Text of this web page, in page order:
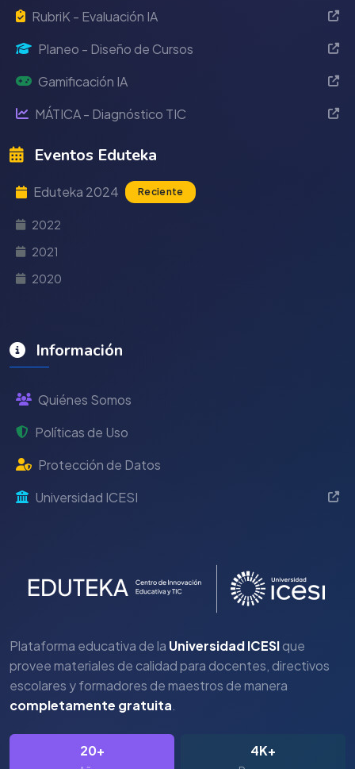
RubriK - Evaluación IA
Planeo - Diseño de Cursos
Gamificación IA
MÁTICA - Diagnóstico TIC
Eventos Eduteka
Eduteka 2024 Reciente
2022
2021
2020
Información
Quiénes Somos
Políticas de Uso
Protección de Datos
Universidad ICESI
Plataforma educativa de la Universidad ICESIque
provee materiales de calidad para docentes, directivos
escolares y formadores de maestros de manera
completamente gratuita.
20+ 4K+